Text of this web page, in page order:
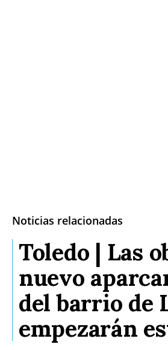
Noticias relacionadas
Toledo | Las
nuevo
del barrio de
empezarán